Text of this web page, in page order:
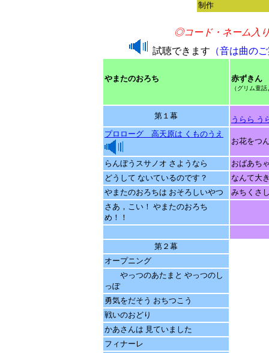
制作
◎コード・ネーム入
試聴できます （音は曲の
やまたのおろち 赤ずきん
（グリム童
第１幕
うらら う
プロローグ 高天原は くものうえ
お花をつ
らんぼうスサノオ さようなら
おばあち
どうして ないているのです？
なんて大
やまたのおろちは おそろしいやつ
みちくさ
さあ，こい！ やまたのおろち
め！！
第２幕
オープニング
やっつのあたまと やっつのし
っぽ
勇気をだそう おちつこう
戦いのおどり
かあさんは 見ていました
フィナーレ